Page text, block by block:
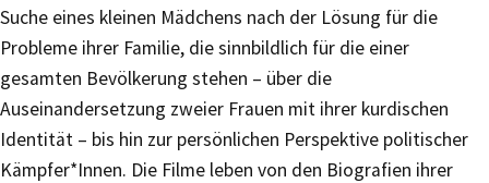
Suche eines kleinen Mädchens nach der Lösung für die
Probleme ihrer Familie, die sinnbildlich für die einer
gesamten Bevölkerung stehen – über die
Auseinandersetzung zweier Frauen mit ihrer kurdischen
Identität – bis hin zur persönlichen Perspektive politischer
Kämpfer*Innen. Die Filme leben von den Biografien ihrer